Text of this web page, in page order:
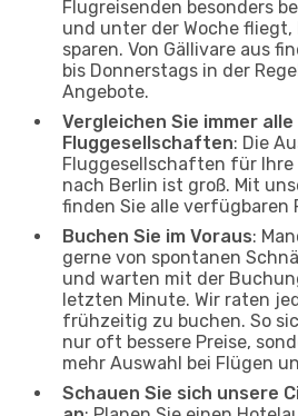
Flugreisenden besonders
und unter der Woche
sparen. Von Gällivare aus
bis Donnerstags in der
Angebote.
Vergleichen Sie immer alle
Fluggesellschaften: Die
Fluggesellschaften für Ihre
nach Berlin ist groß. Mit
finden Sie alle verfügbaren
Buchen Sie im Voraus:
gerne von spontanen
und warten mit der
letzten Minute. Wir raten
frühzeitig zu buchen. So
nur oft bessere Preise,
mehr Auswahl bei Flügen
Schauen Sie sich unsere